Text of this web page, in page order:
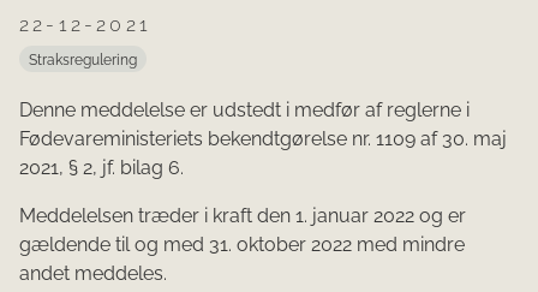
22-12-2021
Straksregulering
Denne meddelelse er udstedt i medfør af reglerne i
Fødevareministeriets bekendtgørelse nr. 1109 af 30. maj
2021, § 2, jf. bilag 6.
Meddelelsen træder i kraft den 1. januar 2022 og er
gældende til og med 31. oktober 2022 med mindre
andet meddeles.